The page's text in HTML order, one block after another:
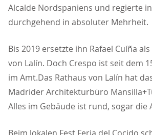
Alcalde Nordspaniens und regierte
durchgehend in absoluter Mehrheit.
Bis 2019 ersetzte ihn Rafael Cuíña
von Lalín. Doch Crespo ist seit dem
im Amt.Das Rathaus von Lalín hat
Madrider Architekturbüro
Alles im Gebäude ist rund, sogar die